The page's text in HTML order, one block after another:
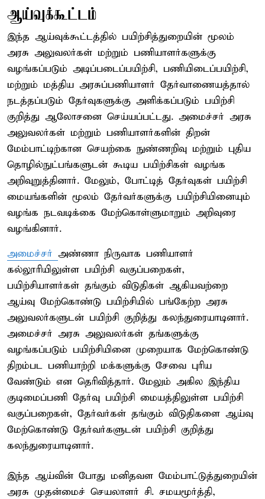
ஆய்வுக்கூட்டம்
இந்த ஆய்வுக்கூட்டத்தில் பயிற்சித்துறையின் மூலம்
அரசு அலுவலர்கள் மற்றும் பணியாளர்களுக்கு
வழங்கப்படும் அடிப்படைப்பயிற்சி, பணியிடைப்பயிற்சி,
மற்றும் மத்திய அரசுப்பணியாளர் தேர்வாணையத்தால்
நடத்தப்படும் தேர்வுகளுக்கு அளிக்கப்படும் பயிற்சி
குறித்து ஆலோசனை செய்யப்பட்டது. அமைச்சர் அரசு
அலுவலர்கள் மற்றும் பணியாளர்களின் திறன்
மேம்பாட்டிற்கான செயற்கை நுண்ணறிவு மற்றும் புதிய
தொழில்நுட்பங்களுடன் கூடிய பயிற்சிகள் வழங்க
அறிவுறுத்தினார். மேலும், போட்டித் தேர்வுகள் பயிற்சி
மையங்களின் மூலம் தேர்வர்களுக்கு பயிற்சியினையும்
வழங்க நடவடிக்கை மேற்கொள்ளுமாறும் அறிவுரை
வழங்கினார்.
அமைச்சர் அண்ணா நிருவாக பணியாளர்
கல்லூரியிலுள்ள பயிற்சி வகுப்பறைகள்,
பயிற்சியாளர்கள் தங்கும் விடுதிகள் ஆகியவற்றை
ஆய்வு மேற்கொண்டு பயிற்சியில் பங்கேற்ற அரசு
அலுவலர்களுடன் பயிற்சி குறித்து கலந்துரையாடினார்.
அமைச்சர் அரசு அலுவலர்கள் தங்களுக்கு
வழங்கப்படும் பயிற்சியினை முறையாக மேற்கொண்டு
திறம்பட பணியாற்றி மக்களுக்கு சேவை புரிய
வேண்டும் என தெரிவித்தார். மேலும் அகில இந்திய
குடிமைப்பணி தேர்வு பயிற்சி மையத்திலுள்ள பயிற்சி
வகுப்பறைகள், தேர்வர்கள் தங்கும் விடுதிகளை ஆய்வு
மேற்கொண்டு தேர்வர்களுடன் பயிற்சி குறித்து
கலந்துரையாடினார்.
இந்த ஆய்வின் போது மனிதவள மேம்பாட்டுத்துறையின்
அரசு முதன்மைச் செயலாளர் சி. சமயமூர்த்தி,